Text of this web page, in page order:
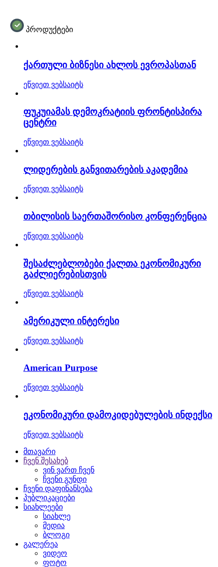
პროდუქტები
ქართული ბიზნესი ახლოს ევროპასთან
ეწვიეთ ვებსაიტს
ფუკუიამას დემოკრატიის ფრონტისპირა
ცენტრი
ეწვიეთ ვებსაიტს
ლიდერების განვითარების აკადემია
ეწვიეთ ვებსაიტს
თბილისის საერთაშორისო კონფერენცია
ეწვიეთ ვებსაიტს
შესაძლებლობები ქალთა ეკონომიკური
გაძლიერებისთვის
ეწვიეთ ვებსაიტს
ამერიკული ინტერესი
ეწვიეთ ვებსაიტს
American Purpose
ეწვიეთ ვებსაიტს
ეკონომიკური დამოკიდებულების ინდექსი
ეწვიეთ ვებსაიტს
მთავარი
ჩვენ შესახებ
ვინ ვართ ჩვენ
ჩვენი გუნდი
ჩვენი დაფინანსება
პუბლიკაციები
სიახლეები
სიახლე
მედია
ბლოგი
გალერეა
ვიდეო
ფოტო